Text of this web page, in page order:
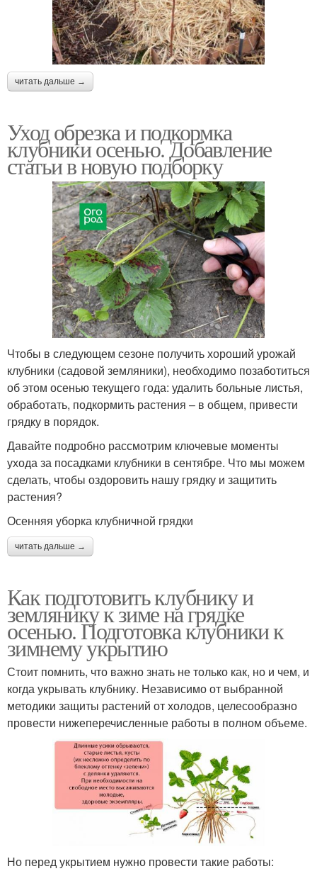
читать дальше →
Уход обрезка и подкормка
клубники осенью. Добавление
статьи в новую подборку
Чтобы в следующем сезоне получить хороший урожай
клубники (садовой земляники), необходимо позаботиться
об этом осенью текущего года: удалить больные листья,
обработать, подкормить растения – в общем, привести
грядку в порядок.
Давайте подробно рассмотрим ключевые моменты
ухода за посадками клубники в сентябре. Что мы можем
сделать, чтобы оздоровить нашу грядку и защитить
растения?
Осенняя уборка клубничной грядки
читать дальше →
Как подготовить клубнику и
землянику к зиме на грядке
осенью. Подготовка клубники к
зимнему укрытию
Стоит помнить, что важно знать не только как, но и чем, и
когда укрывать клубнику. Независимо от выбранной
методики защиты растений от холодов, целесообразно
провести нижеперечисленные работы в полном объеме.
Но перед укрытием нужно провести такие работы: